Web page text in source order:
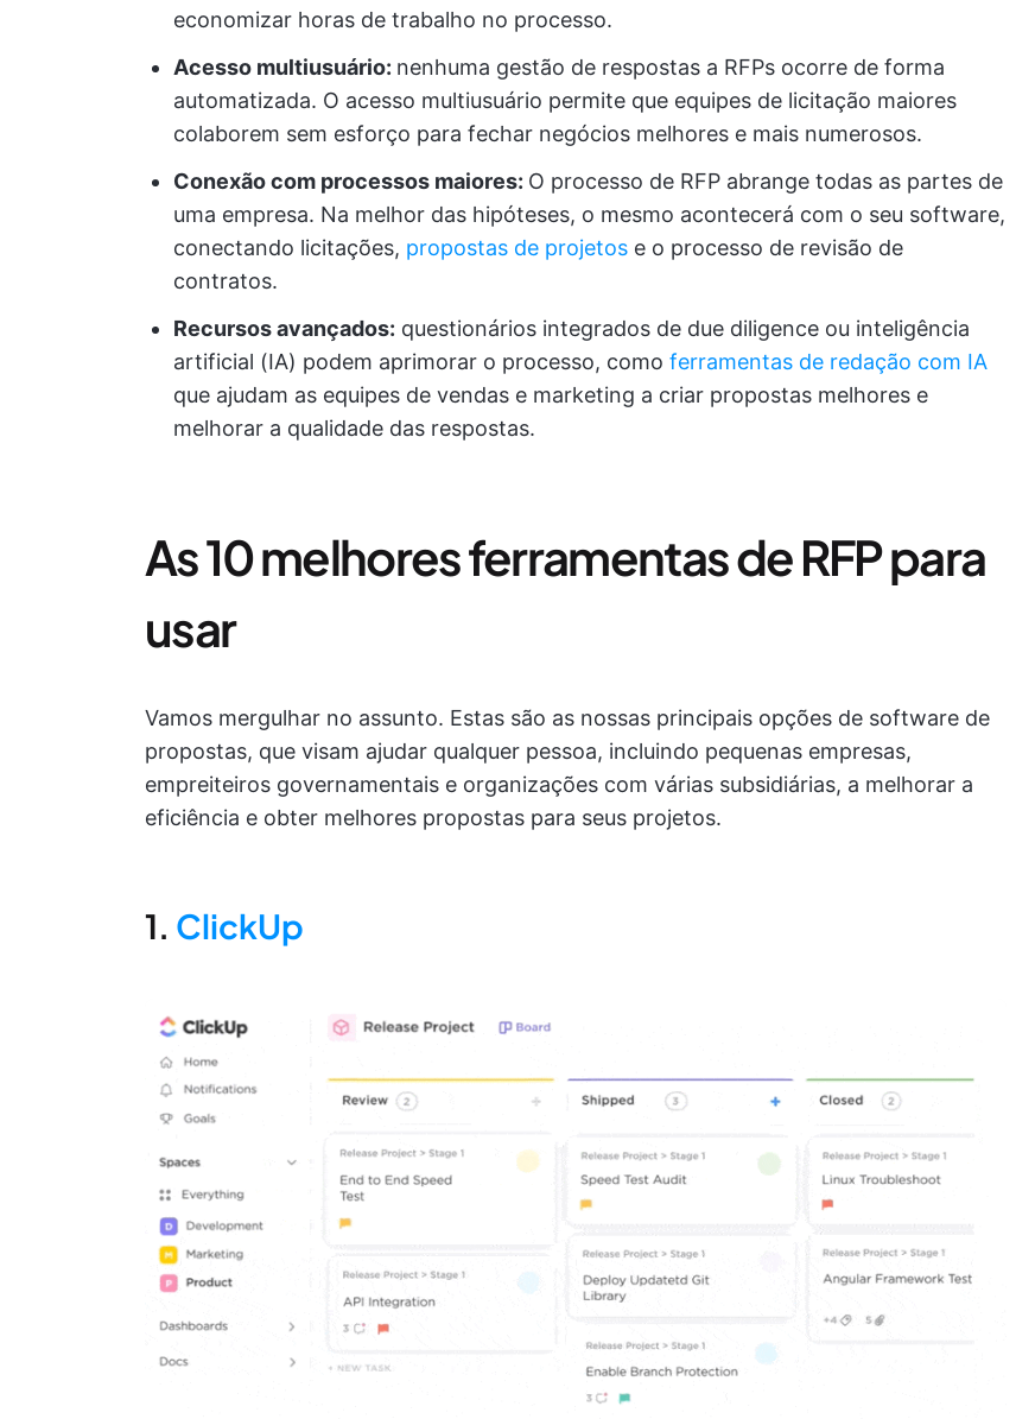
economizar horas de trabalho no processo.
Acesso multiusuário: nenhuma gestão de respostas a RFPs ocorre de forma
automatizada. O acesso multiusuário permite que equipes de licitação maiores
colaborem sem esforço para fechar negócios melhores e mais numerosos.
Conexão com processos maiores: O processo de RFP abrange todas as partes de
uma empresa. Na melhor das hipóteses, o mesmo acontecerá com o seu software,
conectando licitações, propostas de projetos e o processo de revisão de
contratos.
Recursos avançados: questionários integrados de due diligence ou inteligência
artificial (IA) podem aprimorar o processo, como ferramentas de redação com IA
que ajudam as equipes de vendas e marketing a criar propostas melhores e
melhorar a qualidade das respostas.
As 10 melhores ferramentas de RFP para
usar
Vamos mergulhar no assunto. Estas são as nossas principais opções de software de
propostas, que visam ajudar qualquer pessoa, incluindo pequenas empresas,
empreiteiros governamentais e organizações com várias subsidiárias, a melhorar a
eficiência e obter melhores propostas para seus projetos.
1. ClickUp